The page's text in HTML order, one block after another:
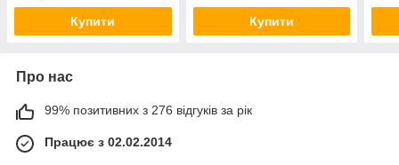
Купити Купити
Про нас
99% позитивних з 276 відгуків за рік
Працює з 02.02.2014